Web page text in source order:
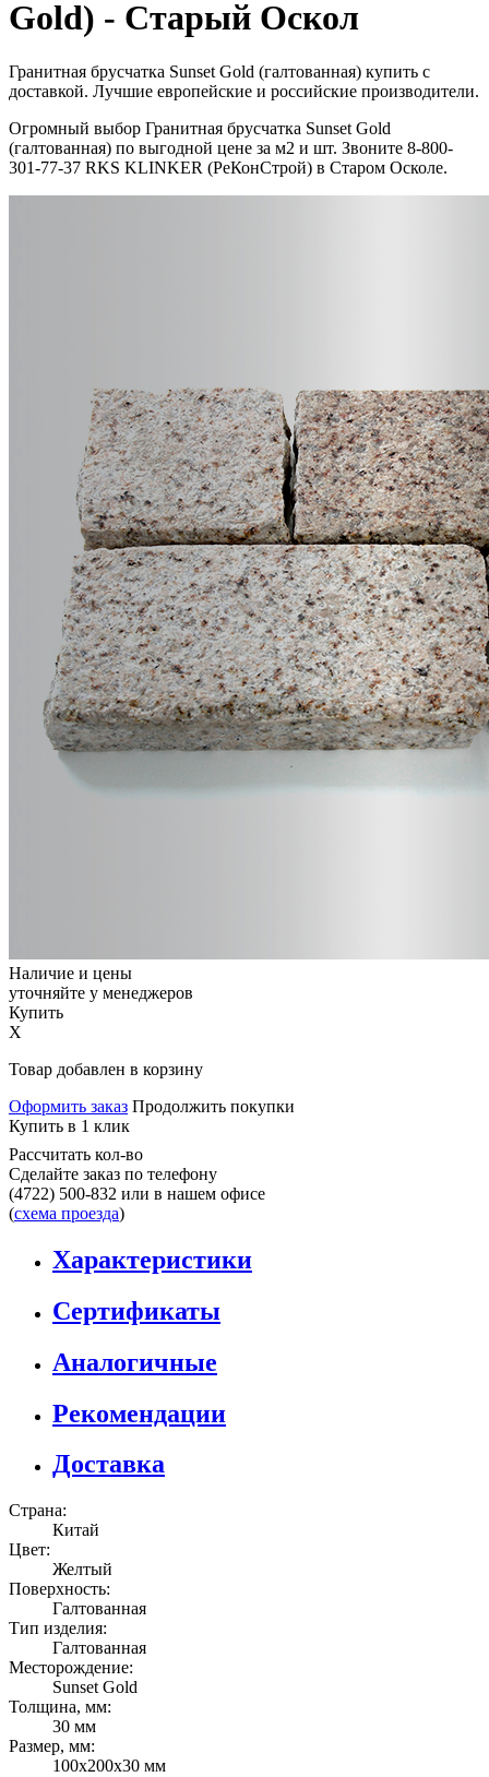
Gold) - Старый Оскол
Гранитная брусчатка Sunset Gold (галтованная) купить с
доставкой. Лучшие европейские и российские производители.
Огромный выбор Гранитная брусчатка Sunset Gold
(галтованная) по выгодной цене за м2 и шт. Звоните 8-800-
301-77-37 RKS KLINKER (РеКонСтрой) в Старом Осколе.
Наличие и цены
уточняйте у менеджеров
Купить
X
Товар добавлен в корзину
Оформить заказ Продолжить покупки
Купить в 1 клик
Рассчитать кол-во
Сделайте заказ по телефону
(4722) 500-832 или в нашем офисе
(схема проезда)
Характеристики
Сертификаты
Аналогичные
Рекомендации
Доставка
Страна:
Китай
Цвет:
Желтый
Поверхность:
Галтованная
Тип изделия:
Галтованная
Месторождение:
Sunset Gold
Толщина, мм:
30 мм
Размер, мм:
100х200х30 мм